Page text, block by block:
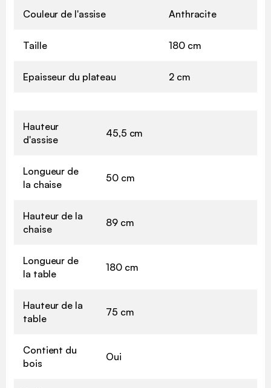
Couleur de l'assise Anthracite
Taille 180 cm
Epaisseur du plateau 2 cm
Hauteur
d'assise
45,5 cm
Longueur de
la chaise
50 cm
Hauteur de la
chaise
89 cm
Longueur de
la table
180 cm
Hauteur de la
table
75 cm
Contient du
bois
Oui